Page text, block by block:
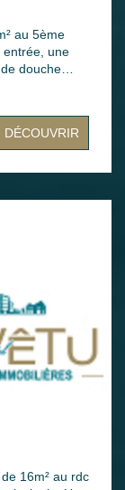
au 5ème
douche
: 2021,
: 84 €
DÉCOUVRIR
16m² au rdc